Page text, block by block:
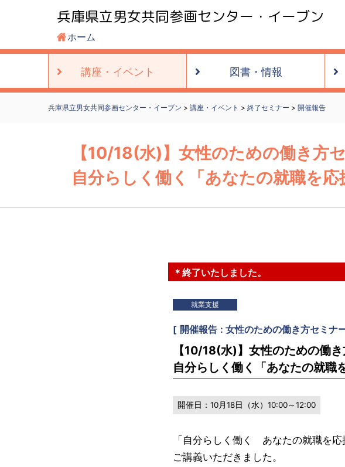
兵庫県立男女共同参画センター・イーブン
ホーム
講座・ イベント 図書・情報
兵庫県立男女共同参画センター・イーブン > 講座・イベント > 終了セミナー > 開催報告
【10/18(水)】女性のための働き方
自分らしく働く「あなたの就職を
＊終了いたしました。
就業支援
[ 開催報告 女性のための働き方セミナ
【10/18(水)】女性のための働
自分らしく働く「あなたの就職
開催日：10月18日（水）10:00～12:00
「自分らしく働く あなたの就職を
ご講義いただきました。